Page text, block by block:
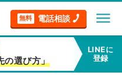
無料 電話相談 menu
選び方」
LINEに
登録